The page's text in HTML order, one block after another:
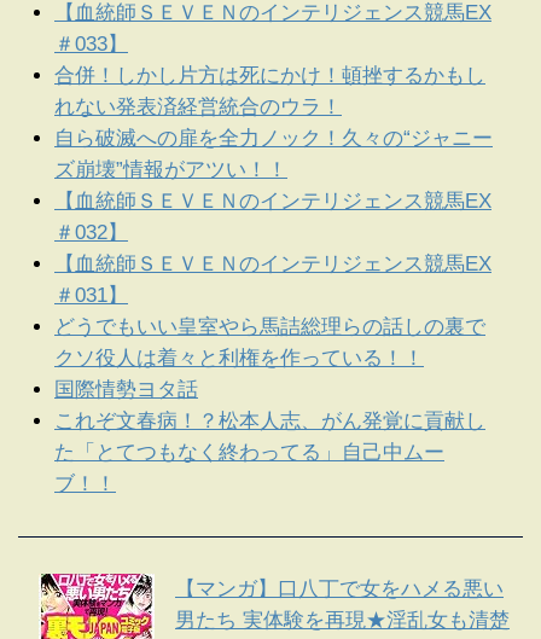
【血統師ＳＥＶＥＮのインテリジェンス競馬EX
＃033】
合併！しかし片方は死にかけ！頓挫するかもし
れない発表済経営統合のウラ！
自ら破滅への扉を全力ノック！久々の“ジャニー
ズ崩壊”情報がアツい！！
【血統師ＳＥＶＥＮのインテリジェンス競馬EX
＃032】
【血統師ＳＥＶＥＮのインテリジェンス競馬EX
＃031】
どうでもいい皇室やら馬詰総理らの話しの裏で
クソ役人は着々と利権を作っている！！
国際情勢ヨタ話
これぞ文春病！？松本人志、がん発覚に貢献し
た「とてつもなく終わってる」自己中ムー
ブ！！
【マンガ】口八丁で女をハメる悪い
男たち 実体験を再現★淫乱女も清楚